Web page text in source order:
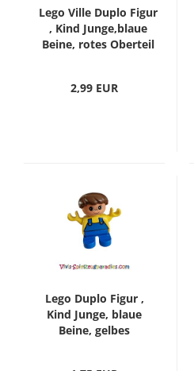
Lego Ville Duplo Figur
, Kind Junge,blaue
Beine, rotes Oberteil
Sommersprossen,
2,99 EUR
Lego Duplo Figur ,
Kind Junge, blaue
Beine, gelbes